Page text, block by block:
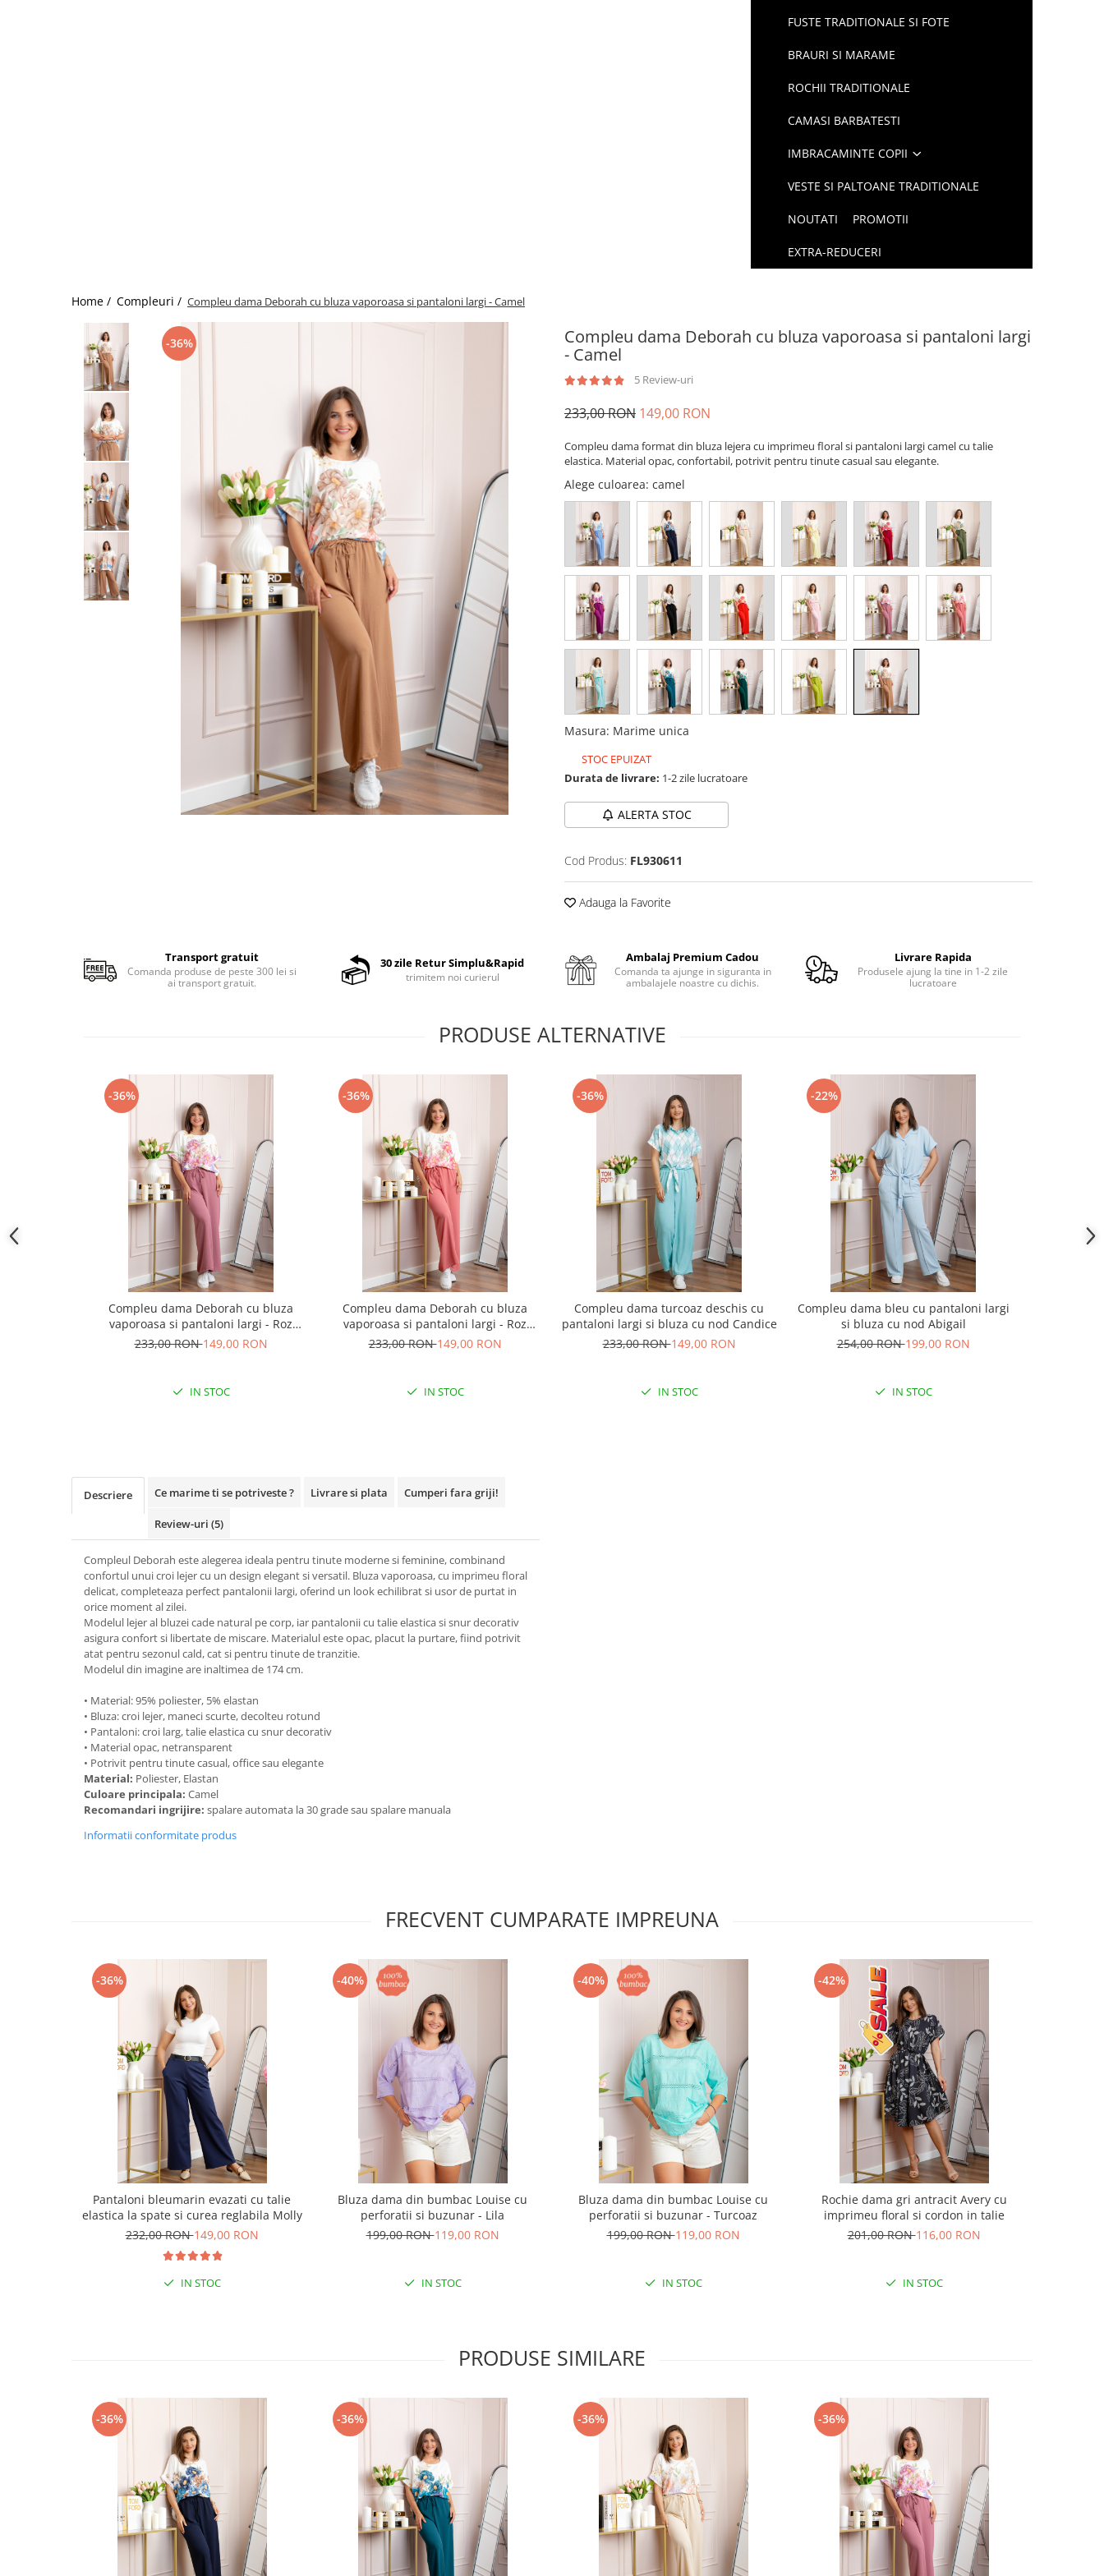
FUSTE TRADITIONALE SI FOTE
BRAURI SI MARAME
ROCHII TRADITIONALE
CAMASI BARBATESTI
IMBRACAMINTE COPII
VESTE SI PALTOANE TRADITIONALE
NOUTATI PROMOTII
EXTRA-REDUCERI
Home / Compleuri / Compleu dama Deborah cu bluza vaporoasa si pantaloni largi - Camel
Compleu dama Deborah cu bluza vaporoasa si pantaloni largi
- Camel
5 Review-uri
-36%
233,00 RON 149,00 RON
Compleu dama format din bluza lejera cu imprimeu floral si pantaloni largi camel cu talie
elastica. Material opac, confortabil, potrivit pentru tinute casual sau elegante.
Alege culoarea: camel
Masura: Marime unica
STOC EPUIZAT
Durata de livrare: 1-2 zile lucratoare
ALERTA STOC
Cod Produs: FL930611
Adauga la Favorite
Transport gratuit
Comanda produse de peste 300 lei si
ai transport gratuit.
30 zile Retur Simplu&Rapid
trimitem noi curierul
Ambalaj Premium Cadou
Comanda ta ajunge in siguranta in
ambalajele noastre cu dichis.
Livrare Rapida
Produsele ajung la tine in 1-2 zile
lucratoare
PRODUSE ALTERNATIVE
-36%
Compleu dama Deborah cu bluza
vaporoasa si pantaloni largi - Roz
pudrat
233,00 RON149,00 RON
IN STOC
-36%
Compleu dama Deborah cu bluza
vaporoasa si pantaloni largi - Roz
somon
233,00 RON149,00 RON
IN STOC
-36%
Compleu dama turcoaz deschis cu
pantaloni largi si bluza cu nod Candice
233,00 RON149,00 RON
IN STOC
-22%
Compleu dama bleu cu pantaloni largi
si bluza cu nod Abigail
254,00 RON199,00 RON
IN STOC
Descriere Ce marime ti se potriveste ? Livrare si plata Cumperi fara griji!
Review-uri (5)
Compleul Deborah este alegerea ideala pentru tinute moderne si feminine, combinand
confortul unui croi lejer cu un design elegant si versatil. Bluza vaporoasa, cu imprimeu floral
delicat, completeaza perfect pantalonii largi, oferind un look echilibrat si usor de purtat in
orice moment al zilei.
Modelul lejer al bluzei cade natural pe corp, iar pantalonii cu talie elastica si snur decorativ
asigura confort si libertate de miscare. Materialul este opac, placut la purtare, fiind potrivit
atat pentru sezonul cald, cat si pentru tinute de tranzitie.
Modelul din imagine are inaltimea de 174 cm.
• Material: 95% poliester, 5% elastan
• Bluza: croi lejer, maneci scurte, decolteu rotund
• Pantaloni: croi larg, talie elastica cu snur decorativ
• Material opac, netransparent
• Potrivit pentru tinute casual, office sau elegante
Material: Poliester, Elastan
Culoare principala: Camel
Recomandari ingrijire: spalare automata la 30 grade sau spalare manuala
Informatii conformitate produs
FRECVENT CUMPARATE IMPREUNA
-36%
Pantaloni bleumarin evazati cu talie
elastica la spate si curea reglabila Molly
232,00 RON149,00 RON
IN STOC
-40%
Bluza dama din bumbac Louise cu
perforatii si buzunar - Lila
199,00 RON119,00 RON
IN STOC
-40%
Bluza dama din bumbac Louise cu
perforatii si buzunar - Turcoaz
199,00 RON119,00 RON
IN STOC
-42%
Rochie dama gri antracit Avery cu
imprimeu floral si cordon in talie
201,00 RON116,00 RON
IN STOC
PRODUSE SIMILARE
-36% -36% -36% -36%